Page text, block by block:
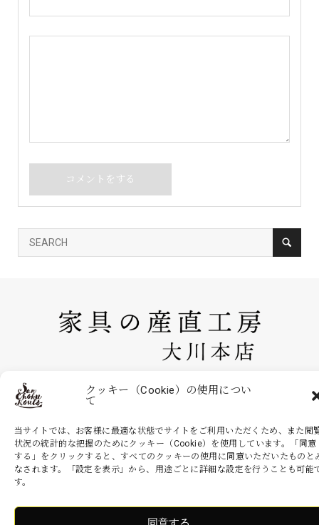
クッキー（Cookie）の使用につい
て
当サイトでは、お客様に最適な状態でサイトをご利用いただくため、また閲
状況の統計的な把握のためにクッキー（Cookie）を使用しています。「同意
する」をクリックすると、すべてのクッキーの使用に同意いただいたものと
なされます。「設定を表示」から、用途ごとに詳細な設定を行うことも可能
す。
同意する
家具の産直工房 大川本店は、株式会社産商が運営する公式のネットシ
ョッピングサイトです。家具・インテリアなどの商品を現地より無駄を
Copyright ©家具の産直工房 大川本店. All Rights Reserved.